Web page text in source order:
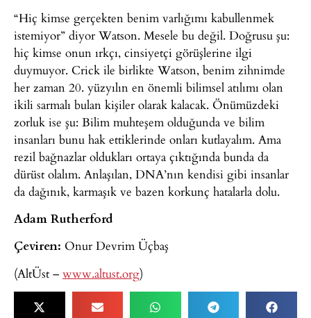
“Hiç kimse gerçekten benim varlığımı kabullenmek
istemiyor” diyor Watson. Mesele bu değil. Doğrusu şu:
hiç kimse onun ırkçı, cinsiyetçi görüşlerine ilgi
duymuyor. Crick ile birlikte Watson, benim zihnimde
her zaman 20. yüzyılın en önemli bilimsel atılımı olan
ikili sarmalı bulan kişiler olarak kalacak. Önümüzdeki
zorluk ise şu: Bilim muhteşem olduğunda ve bilim
insanları bunu hak ettiklerinde onları kutlayalım. Ama
rezil bağnazlar oldukları ortaya çıktığında bunda da
dürüst olalım. Anlaşılan, DNA’nın kendisi gibi insanlar
da dağınık, karmaşık ve bazen korkunç hatalarla dolu.
Adam Rutherford
Çeviren: Onur Devrim Üçbaş
(AltÜst – www.altust.org)